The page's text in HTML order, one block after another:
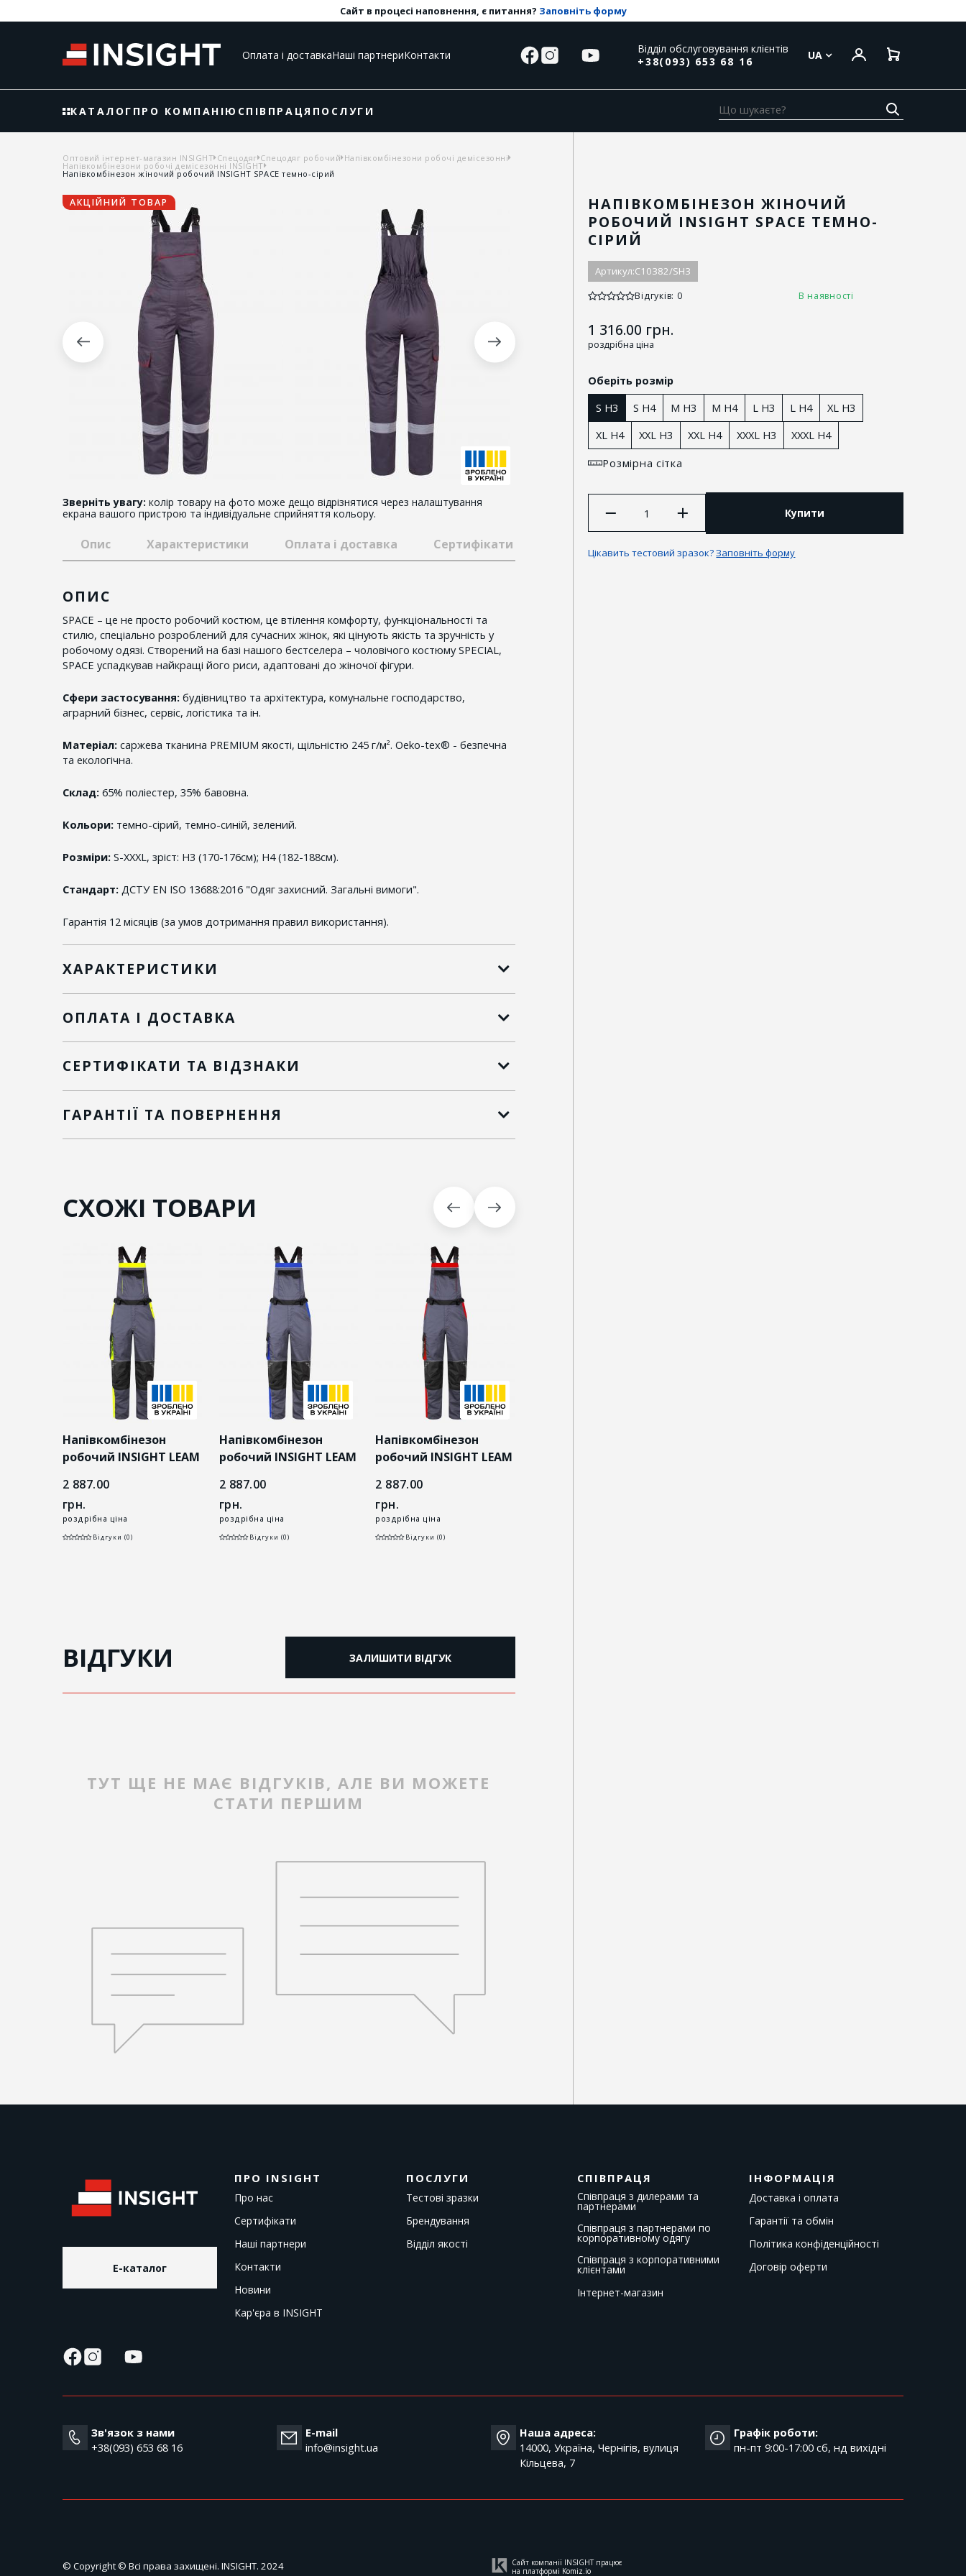
Сайт в процесі наповнення, є питання? Заповніть форму
Оплата і доставкаНаші партнериКонтакти
Відділ обслуговування клієнтів
+38(093) 653 68 16
UA
КАТАЛОГ ПРО КОМПАНІЮ СПІВПРАЦЯ ПОСЛУГИ
Оптовий інтернет-магазин INSIGHT Спецодяг Спецодяг робочий Напівкомбінезони робочі демісезонні
Напівкомбінезони робочі демісезонні INSIGHT
Напівкомбінезон жіночий робочий INSIGHT SPACE темно-сірий
АКЦІЙНИЙ ТОВАР
Зверніть увагу: колір товару на фото може дещо відрізнятися через налаштування
екрана вашого пристрою та індивідуальне сприйняття кольору.
НАПІВКОМБІНЕЗОН ЖІНОЧИЙ
РОБОЧИЙ INSIGHT SPACE ТЕМНО-
СІРИЙ
Артикул:C10382/SH3
Відгуків: 0 В наявності
1 316.00 грн.
роздрібна ціна
Оберіть розмір
S H3 S H4 M H3 M H4 L H3 L H4
XL H3
XL H4
XXL H3 XXL H4 XXXL H3
XXXL H4
Розмірна сітка
Купити
Цікавить тестовий зразок?Заповніть форму
Опис Характеристики Оплата і доставка Сертифікати та відзнаки
ОПИС
SPACE – це не просто робочий костюм, це втілення комфорту, функціональності та
стилю, спеціально розроблений для сучасних жінок, які цінують якість та зручність у
робочому одязі. Створений на базі нашого бестселера – чоловічого костюму SPECIAL,
SPACE успадкував найкращі його риси, адаптовані до жіночої фігури.
Сфери застосування: будівництво та архітектура, комунальне господарство,
аграрний бізнес, сервіс, логістика та ін.
Матеріал: саржева тканина PREMIUM якості, щільністю 245 г/м². Oeko-tex® - безпечна
та екологічна.
Склад: 65% поліестер, 35% бавовна.
Кольори: темно-сірий, темно-синій, зелений.
Розміри: S-XXXL, зріст: H3 (170-176см); H4 (182-188см).
Стандарт: ДСТУ EN ISO 13688:2016 "Одяг захисний. Загальні вимоги".
Гарантія 12 місяців (за умов дотримання правил використання).
ХАРАКТЕРИСТИКИ
ОПЛАТА І ДОСТАВКА
СЕРТИФІКАТИ ТА ВІДЗНАКИ
ГАРАНТІЇ ТА ПОВЕРНЕННЯ
СХОЖІ ТОВАРИ
Напівкомбінезон
робочий INSIGHT LEAM
2 887.00
грн.
роздрібна ціна
Відгуки (0)
Напівкомбінезон
робочий INSIGHT LEAM
2 887.00
грн.
роздрібна ціна
Відгуки (0)
Напівкомбінезон
робочий INSIGHT LEAM
2 887.00
грн.
роздрібна ціна
Відгуки (0)
ВІДГУКИ ЗАЛИШИТИ ВІДГУК
ТУТ ЩЕ НЕ МАЄ ВІДГУКІВ, АЛЕ ВИ МОЖЕТЕ
СТАТИ ПЕРШИМ
E-каталог
ПРО INSIGHT
Про нас
Сертифікати
Наші партнери
Контакти
Новини
Кар'єра в INSIGHT
ПОСЛУГИ
Тестові зразки
Брендування
Відділ якості
СПІВПРАЦЯ
Співпраця з дилерами та
партнерами
Співпраця з партнерами по
корпоративному одягу
Співпраця з корпоративними
клієнтами
Інтернет-магазин
ІНФОРМАЦІЯ
Доставка і оплата
Гарантії та обмін
Політика конфіденційності
Договір оферти
Зв'язок з нами
+38(093) 653 68 16
E-mail
info@insight.ua
Наша адреса:
14000, Україна, Чернігів, вулиця
Кільцева, 7
Графік роботи:
пн-пт 9:00-17:00 cб, нд вихідні
© Copyright © Всі права захищені. INSIGHT. 2024
Сайт компанії INSIGHT працює
на платформі Komiz.io